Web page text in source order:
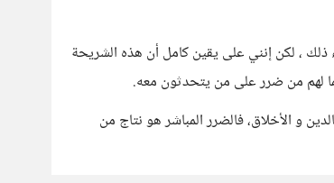
ذلك ، لكن إنني على يقين كامل أن هذه الشريحة
لهم من ضرر على من يتحدثون معه.
الأخلاق، فالضرر المباشر هو نتاج من